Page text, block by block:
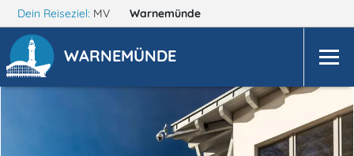
Dein Reiseziel: MV Warnemünde
WARNEMÜNDE